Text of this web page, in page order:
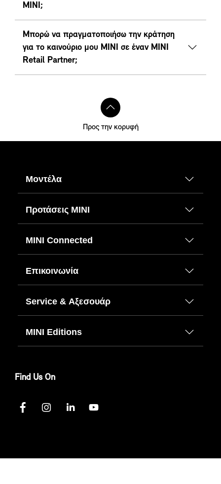
ΜΙΝΙ;
Μπορώ να πραγματοποιήσω την κράτηση
για το καινούριο μου MINI σε έναν ΜΙΝΙ
Retail Partner;
Προς την κορυφή
Μοντέλα
Προτάσεις ΜΙΝΙ
MINI Connected
Επικοινωνία
Service & Αξεσουάρ
MINI Editions
Find Us On